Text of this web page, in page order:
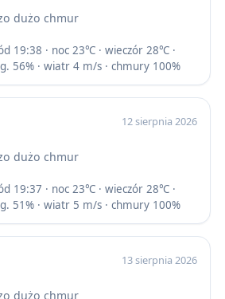
dużo chmur
19:38 · noc 23℃ · wieczór 28℃ ·
56% · wiatr 4 m/s · chmury 100%
12 sierpnia 2026
dużo chmur
19:37 · noc 23℃ · wieczór 28℃ ·
51% · wiatr 5 m/s · chmury 100%
13 sierpnia 2026
dużo chmur